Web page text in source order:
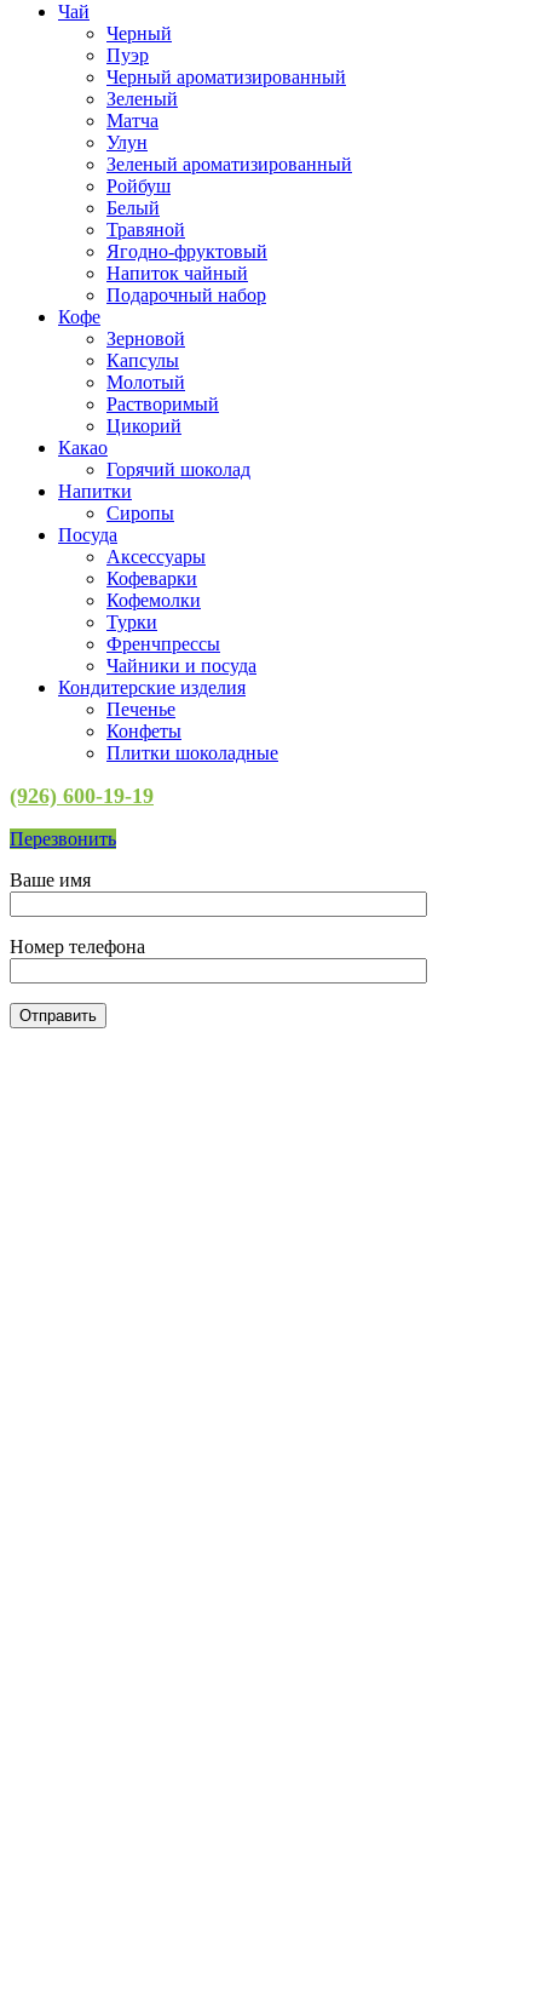
Чай
Черный
Пуэр
Черный ароматизированный
Зеленый
Матча
Улун
Зеленый ароматизированный
Ройбуш
Белый
Травяной
Ягодно-фруктовый
Напиток чайный
Подарочный набор
Кофе
Зерновой
Капсулы
Молотый
Растворимый
Цикорий
Какао
Горячий шоколад
Напитки
Сиропы
Посуда
Аксессуары
Кофеварки
Кофемолки
Турки
Френчпрессы
Чайники и посуда
Кондитерские изделия
Печенье
Конфеты
Плитки шоколадные
(926) 600-19-19
Перезвонить
Ваше имя
Номер телефона